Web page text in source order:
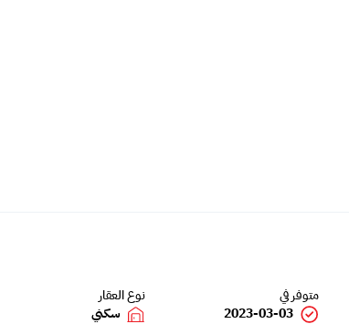
متوفر في
2023-03-03
نوع العقار
سكني